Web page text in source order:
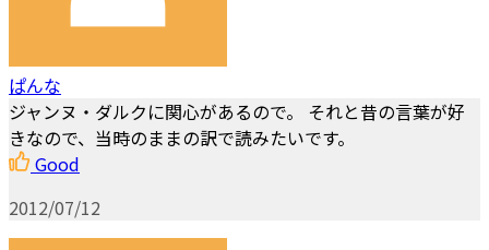
ぱんな
ジャンヌ・ダルクに関心があるので。 それと昔の言葉が好
きなので、当時のままの訳で読みたいです。
Good
2012/07/12